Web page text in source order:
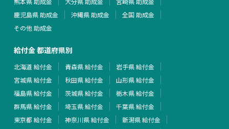
鹿児島県 助成金
沖縄県 助成金
全国 助成金
その他 助成金
給付金 都道府県別
北海道 給付金 青森県 給付金
岩手県 給付金
宮城県 給付金
秋田県 給付金
山形県 給付金
福島県 給付金
茨城県 給付金
栃木県 給付金
群馬県 給付金
埼玉県 給付金
千葉県 給付金
東京都 給付金
神奈川県 給付金
新潟県 給付金